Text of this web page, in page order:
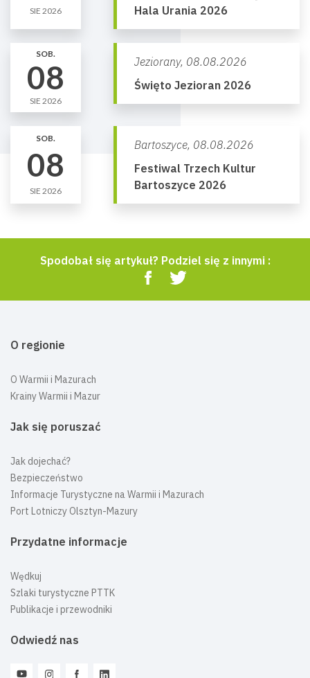
SIE 2026
Hala Urania 2026
SOB.
08
SIE 2026
Jeziorany, 08.08.2026
Święto Jezioran 2026
SOB.
08
SIE 2026
Bartoszyce, 08.08.2026
Festiwal Trzech Kultur
Bartoszyce 2026
Spodobał się artykuł? Podziel się z innymi :
O regionie
O Warmii i Mazurach
Krainy Warmii i Mazur
Jak się poruszać
Jak dojechać?
Bezpieczeństwo
Informacje Turystyczne na Warmii i Mazurach
Port Lotniczy Olsztyn-Mazury
Przydatne informacje
Wędkuj
Szlaki turystyczne PTTK
Publikacje i przewodniki
Odwiedź nas